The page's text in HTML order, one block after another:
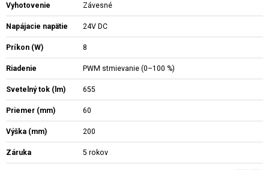
Vyhotovenie Závesné
Napájacie napätie 24V DC
Príkon (W) 8
Riadenie PWM stmievanie (0–100 %)
Svetelný tok (lm) 655
Priemer (mm) 60
Výška (mm) 200
Záruka 5 rokov